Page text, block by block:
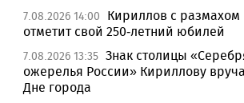
7.08.2026 14:00
Кириллов с размахом
отметит свой 250-летний юбилей
7.08.2026 13:35 Знак столицы
ожерелья России» Кириллову
Дне города